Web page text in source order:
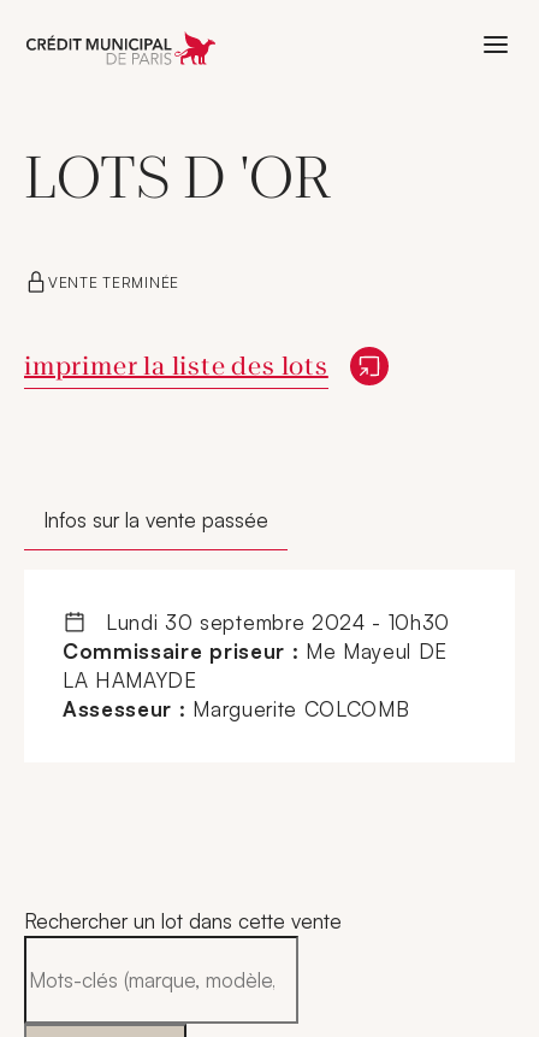
Aller à l'accueil de Crédit Municipal
LOTS D 'OR
VENTE TERMINÉE
Nouvelle fenêtre
imprimer la liste des lots
Infos sur la vente passée
lundi 30 septembre 2024 - 10h30
Commissaire priseur : Me Mayeul DE
LA HAMAYDE
Assesseur : Marguerite COLCOMB
Rechercher un lot dans cette vente